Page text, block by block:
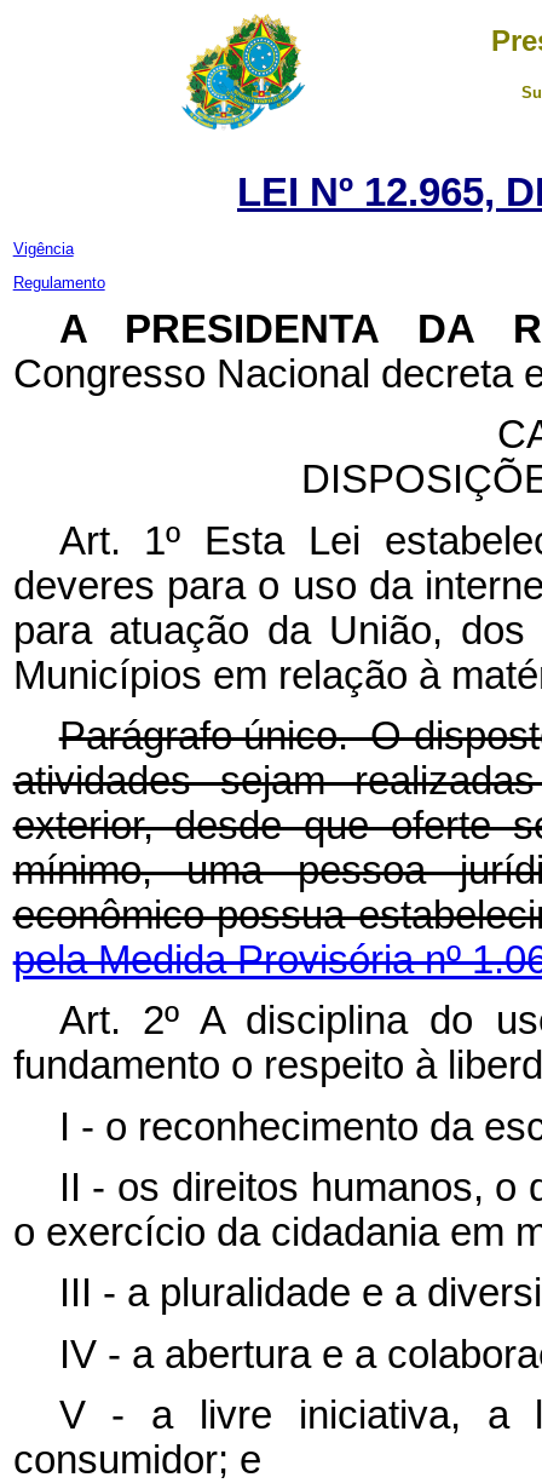
LEI Nº 12.965,
Vigência
Regulamento
A PRESIDENTA DA
Congresso Nacional decreta
Art. 1º Esta Lei
deveres para o uso da
para atuação da União,
Municípios em relação à
Parágrafo único. O
atividades sejam
exterior, desde que oferte
mínimo, uma pessoa
econômico possua
pela Medida Provisória nº
Art. 2º A disciplina do
fundamento o respeito à
I - o reconhecimento da
II - os direitos humanos, o
o exercício da cidadania em
III - a pluralidade e a
IV - a abertura e a
V - a livre iniciativa, a
consumidor; e